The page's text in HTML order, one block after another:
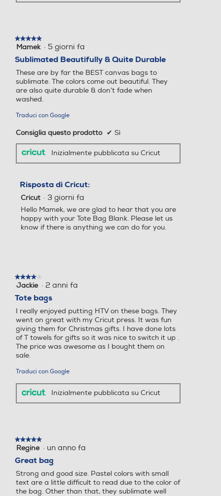
★★★★★
★★★★★
5
5
stelle.
Mamek · 5 giorni fa
Sublimated Beautifully & Quite Durable
These are by far the BEST canvas bags to
sublimate. The colors come out beautiful. They
are also quite durable & don’t fade when
washed.
Traduci con Google
Consiglia questo prodotto ✔ Sì
Inizialmente pubblicata su Cricut
Risposta di Cricut:
Cricut · 3 giorni fa
Hello Mamek, we are glad to hear that you are
happy with your Tote Bag Blank. Please let us
know if there is anything we can do for you.
★★★★★
★★★★★
4
5
stelle.
Jackie · 2 anni fa
Tote bags
I really enjoyed putting HTV on these bags. They
went on great with my Cricut press. It was fun
giving them for Christmas gifts. I have done lots
of T towels for gifts so it was nice to switch it up .
The price was awesome as I bought them on
sale.
Traduci con Google
Inizialmente pubblicata su Cricut
★★★★★
★★★★★
5
5
stelle.
Regine · un anno fa
Great bag
Strong and good size. Pastel colors with small
text are a little difficult to read due to the color of
the bag. Other than that, they sublimate well